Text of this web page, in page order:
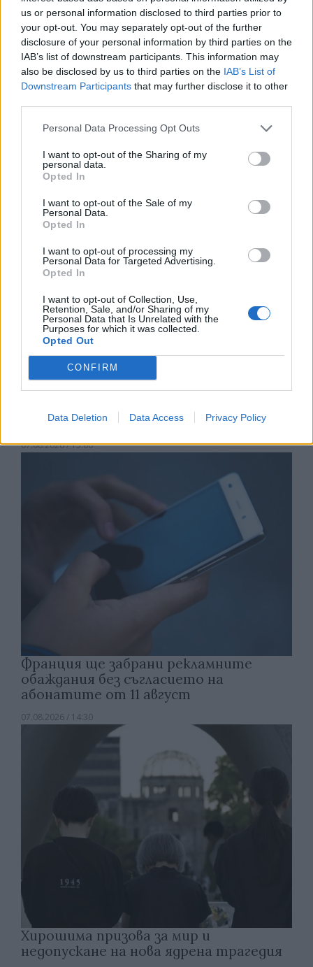
us or personal information disclosed to third parties prior to
your opt-out. You may separately opt-out of the further
disclosure of your personal information by third parties on the
IAB’s list of downstream participants. This information may
also be disclosed by us to third parties on the IAB’s List of
Downstream Participants that may further disclose it to other
Personal Data Processing Opt Outs
I want to opt-out of the Sharing of my
personal data.
Opted In
I want to opt-out of the Sale of my
Personal Data.
Opted In
I want to opt-out of processing my
Personal Data for Targeted Advertising.
Opted In
I want to opt-out of Collection, Use,
Retention, Sale, and/or Sharing of my
Personal Data that Is Unrelated with the
Purposes for which it was collected.
Opted Out
CONFIRM
Data Deletion Data Access Privacy Policy
Изкуствен интелект за първи път
създаде нови жизнеспособни вируси
открития космос
07.08.2026 / 15:00
Франция ще забрани рекламните
обаждания без съгласието на
абонатите от 11 август
07.08.2026 / 14:30
Хирошима призова за мир и
недопускане на нова ядрена трагедия